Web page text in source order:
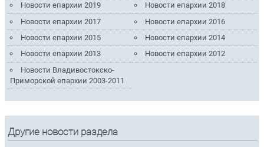
Новости епархии 2019
Новости епархии 2018
Новости епархии 2017
Новости епархии 2016
Новости епархии 2015
Новости епархии 2014
Новости епархии 2013
Новости епархии 2012
Новости Владивостокско-
Приморской епархии 2003-2011
Другие новости раздела